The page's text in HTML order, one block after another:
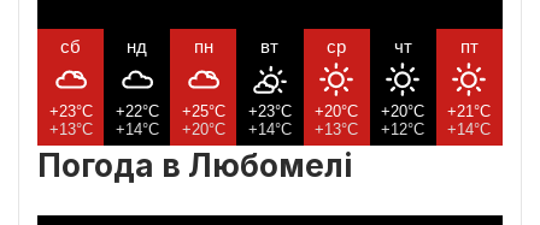
сб
+23°C
+13°C
нд
+22°C
+14°C
пн
+25°C
+20°C
вт
+23°C
+14°C
ср
+20°C
+13°C
чт
+20°C
+12°C
пт
+21°C
+14°C
Погода в Любомелі